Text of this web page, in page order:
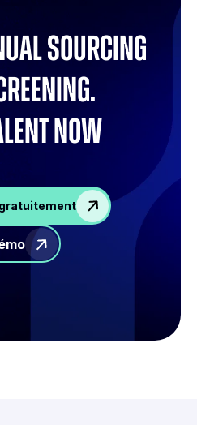
sourcing
now